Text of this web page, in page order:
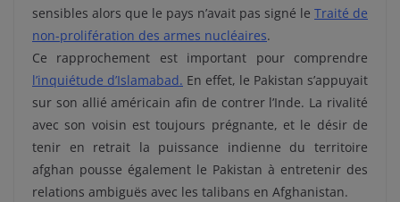
sensibles alors que le pays n’avait pas signé le Traité de
non-prolifération des armes nucléaires.
Ce rapprochement est important pour comprendre
l’inquiétude d’Islamabad. En effet, le Pakistan s’appuyait
sur son allié américain afin de contrer l’Inde. La rivalité
avec son voisin est toujours prégnante, et le désir de
tenir en retrait la puissance indienne du territoire
afghan pousse également le Pakistan à entretenir des
relations ambiguës avec les talibans en Afghanistan.